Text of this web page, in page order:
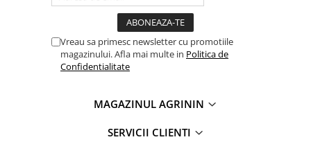
Vreau sa primesc newsletter cu promotiile
magazinului. Afla mai multe in Politica de
Confidentialitate
MAGAZINUL AGRININ
SERVICII CLIENTI